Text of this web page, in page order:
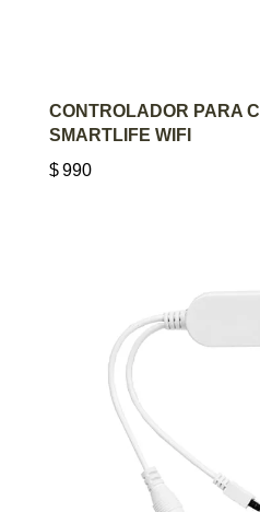
AGREGAR
CONTROLADOR PARA
SMARTLIFE WIFI
$990